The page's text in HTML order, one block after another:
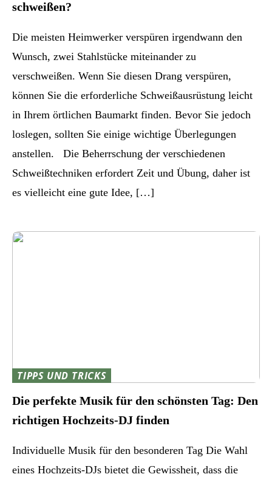
schweißen?
Die meisten Heimwerker verspüren irgendwann den
Wunsch, zwei Stahlstücke miteinander zu
verschweißen. Wenn Sie diesen Drang verspüren,
können Sie die erforderliche Schweißausrüstung leicht
in Ihrem örtlichen Baumarkt finden. Bevor Sie jedoch
loslegen, sollten Sie einige wichtige Überlegungen
anstellen. Die Beherrschung der verschiedenen
Schweißtechniken erfordert Zeit und Übung, daher ist
es vielleicht eine gute Idee, […]
TIPPS UND TRICKS
Die perfekte Musik für den schönsten Tag: Den
richtigen Hochzeits-DJ finden
Individuelle Musik für den besonderen Tag Die Wahl
eines Hochzeits-DJs bietet die Gewissheit, dass die